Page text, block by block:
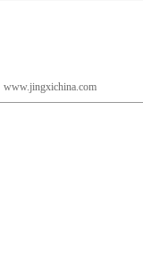
www.jingxichina.com